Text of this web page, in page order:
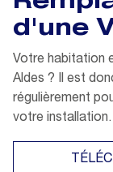
d'une
Votre habitation
Aldes ? Il est
régulièrement
votre installation.